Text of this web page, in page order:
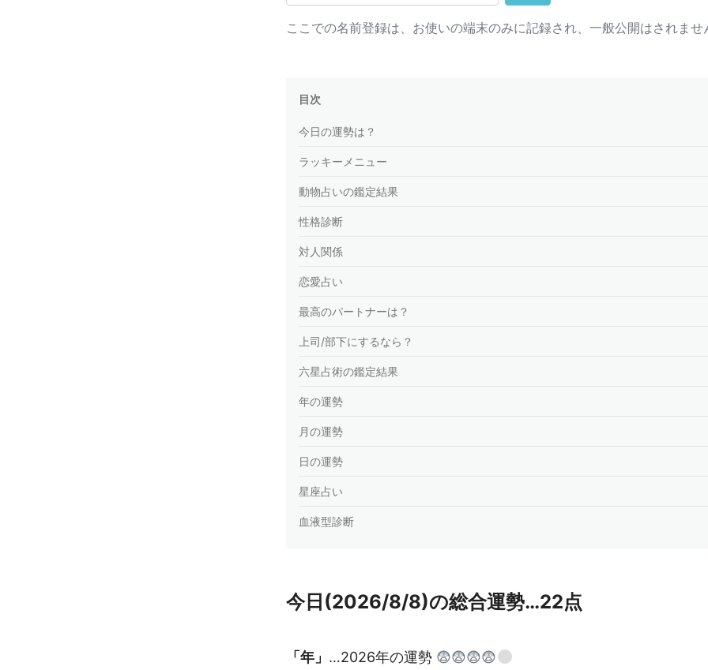
ここでの名前登録は、お使いの端末のみに記録され、一般公開はされませ
目次
今日の運勢は？
ラッキーメニュー
動物占いの鑑定結果
性格診断
対人関係
恋愛占い
最高のパートナーは？
上司/部下にするなら？
六星占術の鑑定結果
年の運勢
月の運勢
日の運勢
星座占い
血液型診断
今日(2026/8/8)の総合運勢…22点
「年」 …2026年の運勢 😨😨😨😨